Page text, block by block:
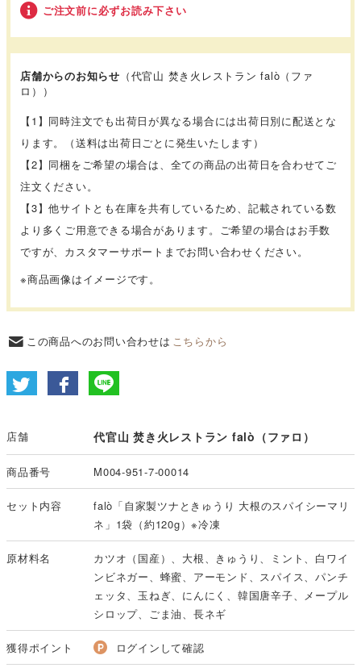
ご注文前に必ずお読み下さい
店舗からのお知らせ （代官山 焚き火レストラン falò（ファ
ロ））
【1】同時注文でも出荷日が異なる場合には出荷日別に配送とな
ります。（送料は出荷日ごとに発生いたします）
【2】同梱をご希望の場合は、全ての商品の出荷日を合わせてご
注文ください。
【3】他サイトとも在庫を共有しているため、記載されている数
より多くご用意できる場合があります。ご希望の場合はお手数
ですが、カスタマーサポートまでお問い合わせください。
※商品画像はイメージです。
この商品へのお問い合わせは こちらから
店舗 代官山 焚き火レストラン falò（ファロ）
商品番号 M004-951-7-00014
セット内容
falò「自家製ツナときゅうり 大根のスパイシーマリ
ネ」1袋（約120g）※冷凍
原材料名
カツオ（国産）、大根、きゅうり、ミント、白ワイ
ンビネガー、蜂蜜、アーモンド、スパイス、パンチ
ェッタ、玉ねぎ、にんにく、韓国唐辛子、メープル
シロップ、ごま油、長ネギ
獲得ポイント ログインして確認